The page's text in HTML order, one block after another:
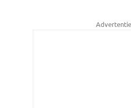
Advertentie